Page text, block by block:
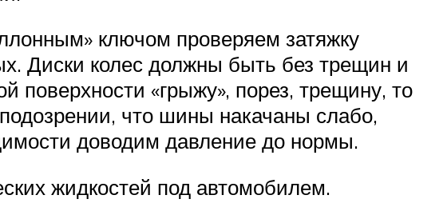
ключом проверяем затяжку
Диски колес должны быть без трещин и
поверхности «грыжу», порез, трещину, то
что шины накачаны слабо,
доводим давление до нормы.
жидкостей под автомобилем.